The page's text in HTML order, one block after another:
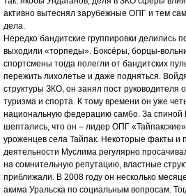
активно вытеснял зарубежные ОПГ и тем
дела.
Нередко бандитские группировки делились
выходили «торпеды». Боксёры, борцы-
спортсмены тогда полегли от бандитских
пережить лихолетье и даже подняться.
структуры ЗКО, он занял пост руководителя
туризма и спорта. К тому времени он уже
национальную федерацию самбо. За спиной
шептались, что он – лидер ОПГ
уроженцев села Тайпак. Некоторые факты и
деятельности Муслима регулярно
на сомнительную репутацию, властные
приближали. В 2008 году он несколько
акима Уральска по социальным вопросам.